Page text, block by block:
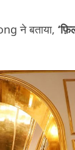
ने बताया,